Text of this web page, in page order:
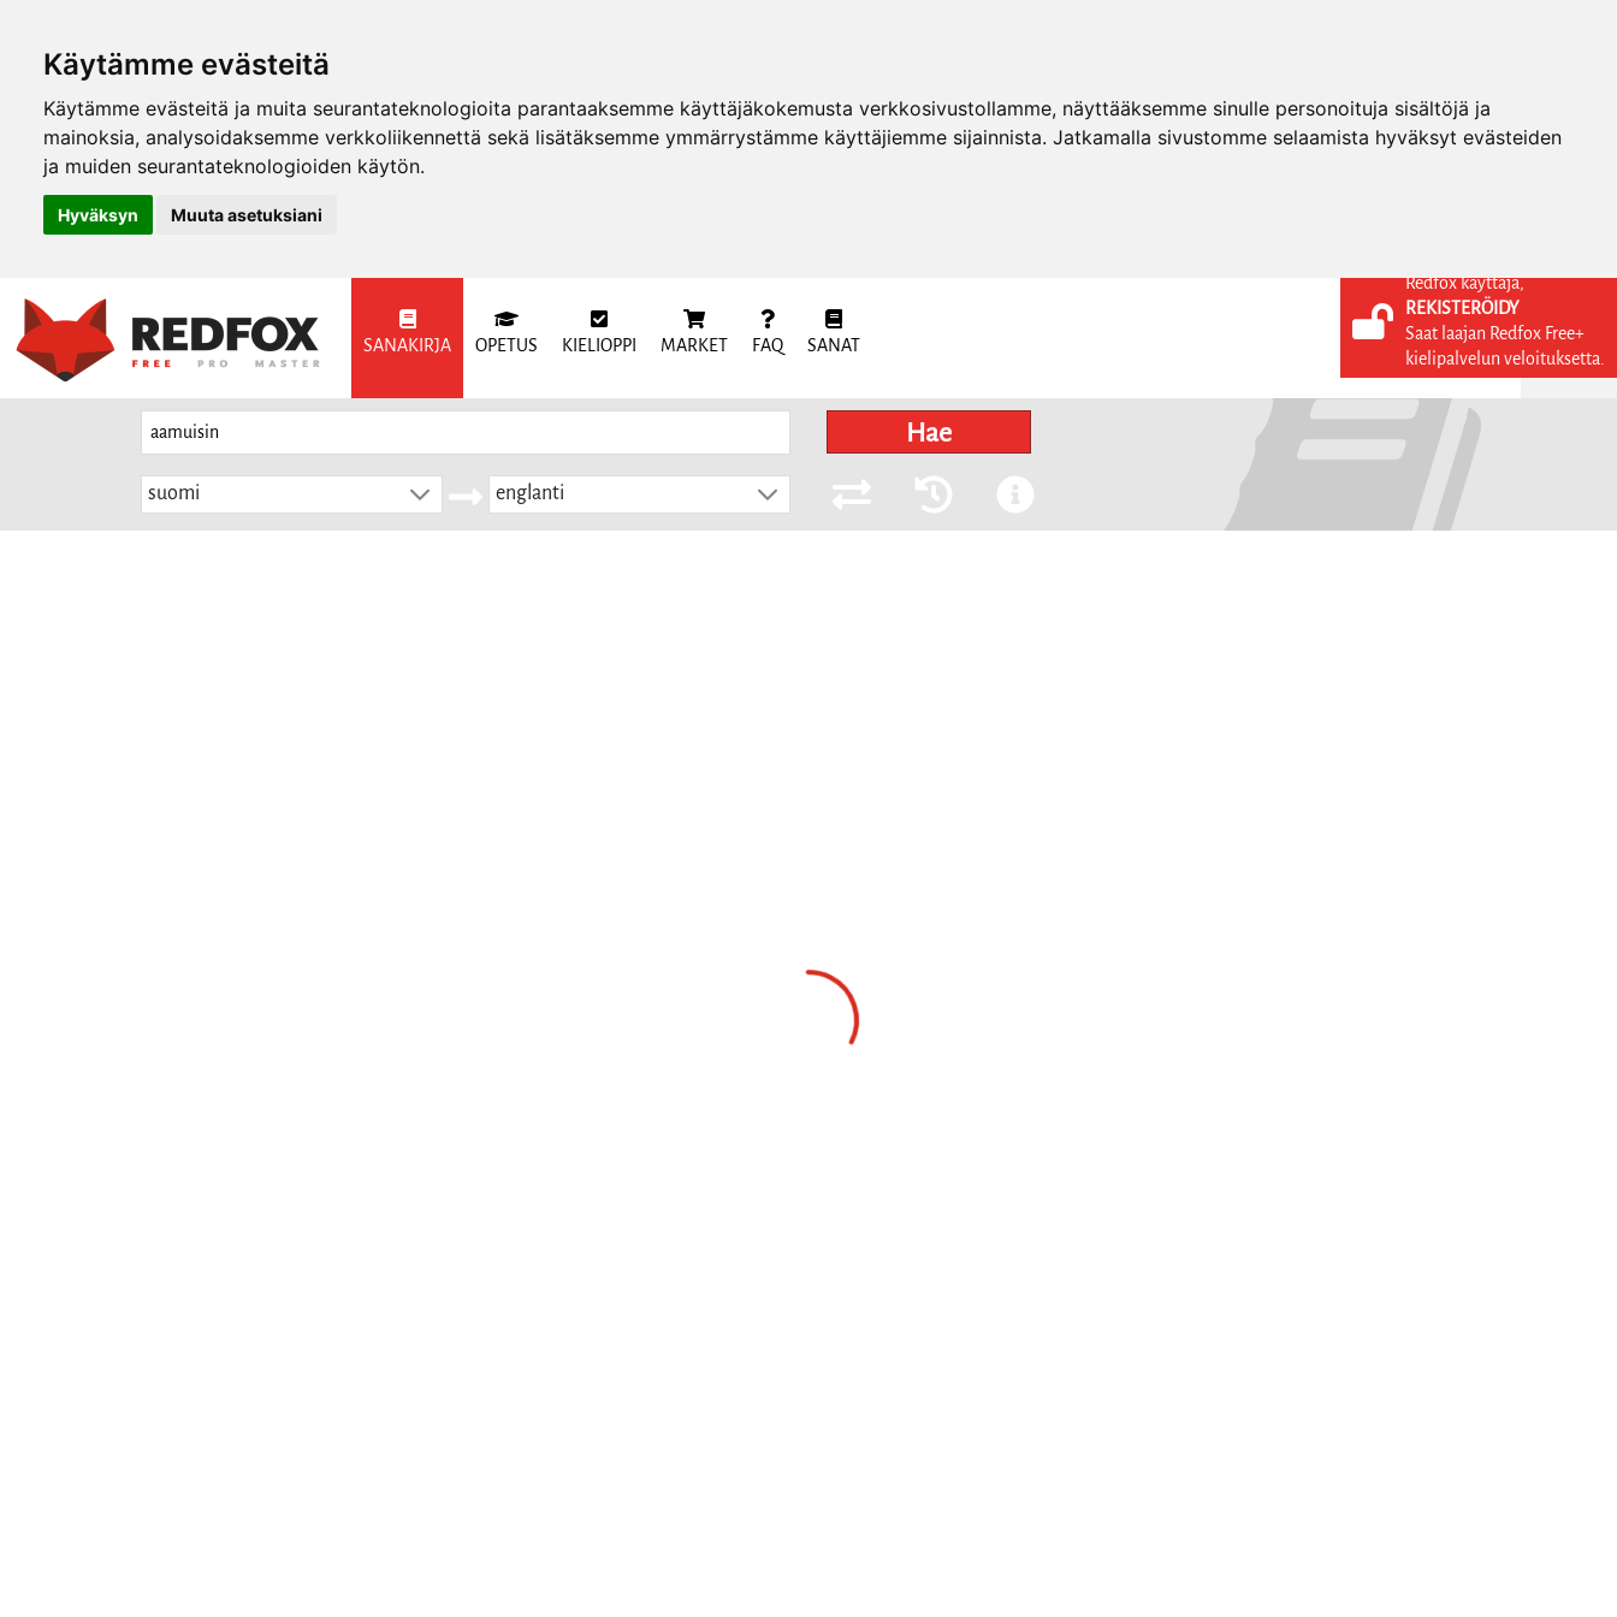
Käytämme evästeitä
Käytämme evästeitä ja muita seurantateknologioita parantaaksemme käyttäjäkokemusta verkkosivustollamme, näyttääksemme sinulle personoituja sisältöjä ja
mainoksia, analysoidaksemme verkkoliikennettä sekä lisätäksemme ymmärrystämme käyttäjiemme sijainnista. Jatkamalla sivustomme selaamista hyväksyt evästeiden
ja muiden seurantateknologioiden käytön.
Hyväksyn Muuta asetuksiani
SANAKIRJA OPETUS KIELIOPPI MARKET FAQ SANAT
KIRJAUDU SISÄÄN
REKISTERÖIDY
FI
Hae
suomi englanti
Redfox käyttäjä,
REKISTERÖIDY
Saat laajan Redfox Free+
kielipalvelun veloituksetta.